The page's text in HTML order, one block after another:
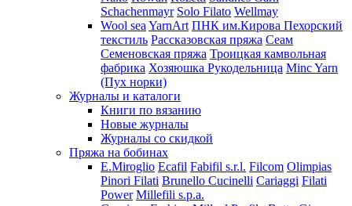
Schachenmayr Solo Filato Wellmay
Wool sea YarnArt ПНК им.Кирова Пехорский
текстиль Рассказовская пряжа Сеам
Семеновская пряжа Троицкая камвольная
фабрика Хозяюшка Рукодельница Minc Yarn
(Пух норки)
Журналы и каталоги
Книги по вязанию
Новые журналы
Журналы со скидкой
Пряжа на бобинах
E.Miroglio Ecafil Fabifil s.r.l. Filcom Olimpias
Pinori Filati Brunello Cucinelli Cariaggi Filati
Power Millefili s.p.a.